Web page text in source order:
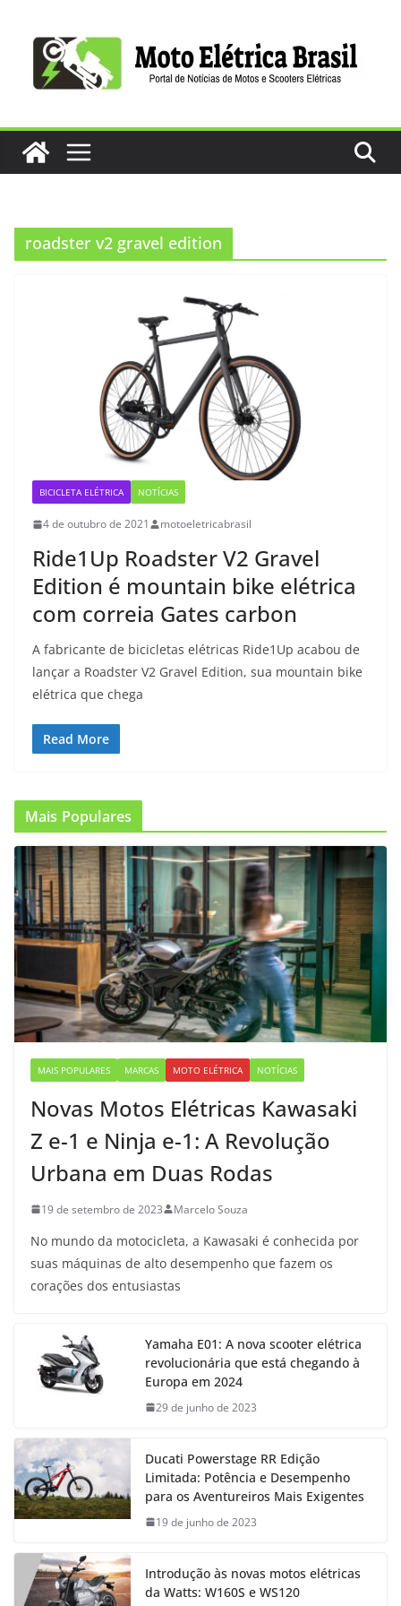
conteúdo
roadster v2 gravel edition
BICICLETA ELÉTRICA NOTÍCIAS
4 de outubro de 2021 motoeletricabrasil
Ride1Up Roadster V2 Gravel
Edition é mountain bike elétrica
com correia Gates carbon
A fabricante de bicicletas elétricas Ride1Up acabou de
lançar a Roadster V2 Gravel Edition, sua mountain bike
elétrica que chega
Read More
Mais Populares
MAIS POPULARES MARCAS MOTO ELÉTRICA NOTÍCIAS
Novas Motos Elétricas Kawasaki
Z e-1 e Ninja e-1: A Revolução
Urbana em Duas Rodas
19 de setembro de 2023 Marcelo Souza
No mundo da motocicleta, a Kawasaki é conhecida por
suas máquinas de alto desempenho que fazem os
corações dos entusiastas
Yamaha E01: A nova scooter elétrica
revolucionária que está chegando à
Europa em 2024
29 de junho de 2023
Ducati Powerstage RR Edição
Limitada: Potência e Desempenho
para os Aventureiros Mais Exigentes
19 de junho de 2023
Introdução às novas motos elétricas
da Watts: W160S e WS120